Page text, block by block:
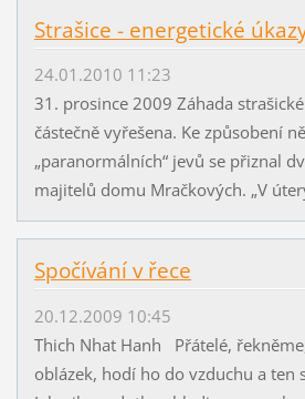
Strašice - energetické
24.01.2010 11:23
31. prosince 2009 Záhada
částečně vyřešena. Ke způsobení
„paranormálních“ jevů se přiznal
majitelů domu Mračkových. „V
Spočívání v řece
20.12.2009 10:45
Thich Nhat Hanh Přátelé,
oblázek, hodí ho do vzduchu a ten